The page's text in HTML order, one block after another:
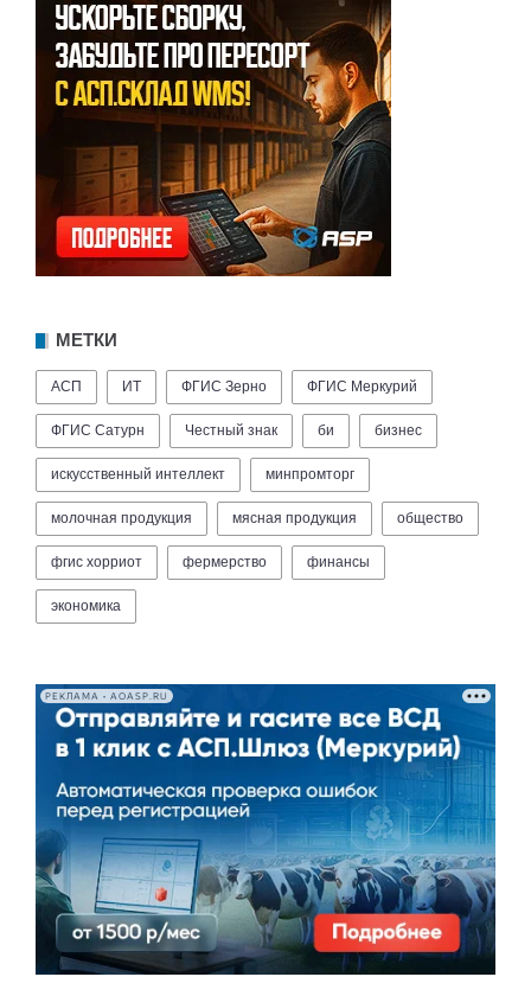
МЕТКИ
АСП ИТ ФГИС Зерно ФГИС Меркурий
ФГИС Сатурн Честный знак би бизнес
искусственный интеллект минпромторг
молочная продукция мясная продукция общество
фгис хорриот фермерство финансы
экономика
РЕКЛАМА • AOASP.RU